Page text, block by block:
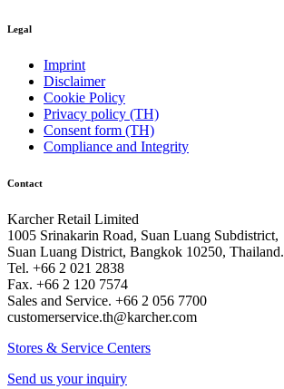
Legal
Imprint
Disclaimer
Cookie Policy
Privacy policy (TH)
Consent form (TH)
Compliance and Integrity
Contact
Karcher Retail Limited
1005 Srinakarin Road, Suan Luang Subdistrict,
Suan Luang District, Bangkok 10250, Thailand.
Tel. +66 2 021 2838
Fax. +66 2 120 7574
Sales and Service. +66 2 056 7700
customerservice.th@karcher.com
Stores & Service Centers
Send us your inquiry